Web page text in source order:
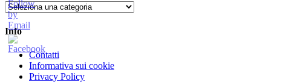
Categorie
Info
Contatti
Informativa sui cookie
Privacy Policy